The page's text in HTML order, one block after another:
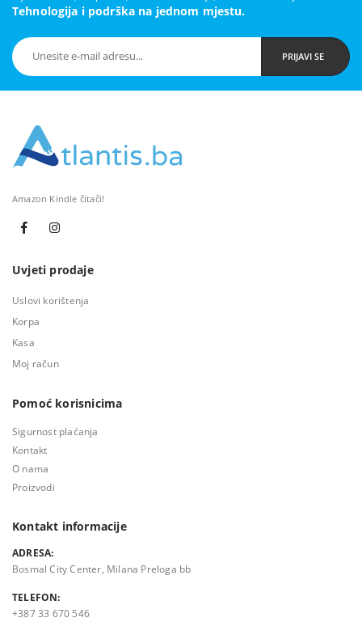
Tehnologija i podrška na jednom mjestu.
PRIJAVI SE
Amazon Kindle čitači!
Uvjeti prodaje
Uslovi korištenja
Korpa
Kasa
Moj račun
Pomoć korisnicima
Sigurnost plaćanja
Kontakt
O nama
Proizvodi
Kontakt informacije
ADRESA:
Bosmal City Center, Milana Preloga bb
TELEFON:
+387 33 670 546